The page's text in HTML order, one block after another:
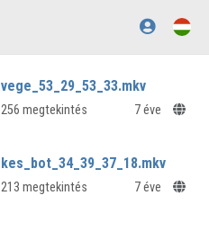
vege_53_29_53_33.mkv
256 megtekintés 7 éve
kes_bot_34_39_37_18.mkv
213 megtekintés 7 éve